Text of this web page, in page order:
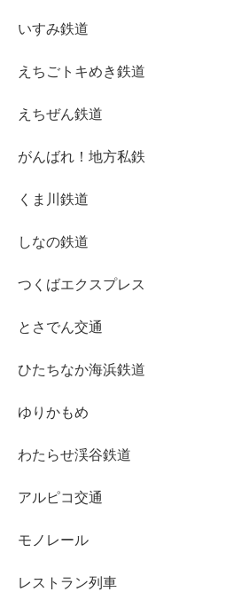
いすみ鉄道
えちごトキめき鉄道
えちぜん鉄道
がんばれ！地方私鉄
くま川鉄道
しなの鉄道
つくばエクスプレス
とさでん交通
ひたちなか海浜鉄道
ゆりかもめ
わたらせ渓谷鉄道
アルピコ交通
モノレール
レストラン列車